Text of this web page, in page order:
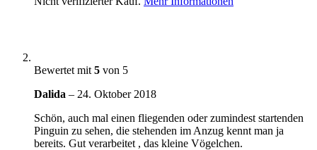
Bewertet mit 5 von 5
Dalida – 24. Oktober 2018
Schön, auch mal einen fliegenden oder zumindest startenden
Pinguin zu sehen, die stehenden im Anzug kennt man ja
bereits. Gut verarbeitet , das kleine Vögelchen.